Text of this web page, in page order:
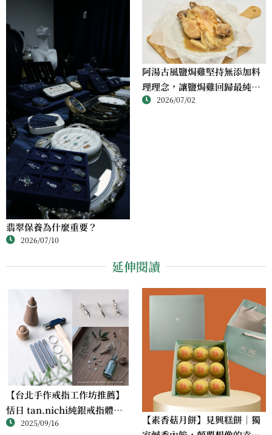
翡翠保養為什麼重要？
2026/07/10
阿湯古風鹽焗雞堅持無添加料
理理念，讓鹽焗雞回歸最純粹
的風味2026/07/02
延伸閱讀
【台北手作戒指工作坊推薦】
恬日 tan.nichi純銀戒指體驗
｜情侶・朋友一起完成的金工
2025/09/16
【素香菇月餅】見興糕餅｜獨